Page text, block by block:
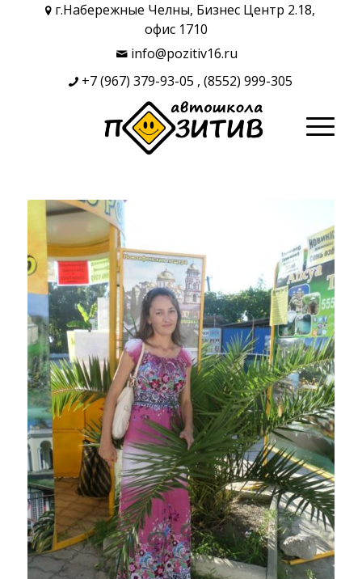
г.Набережные Челны, Бизнес Центр 2.18,
офис 1710
info@pozitiv16.ru
+7 (967) 379-93-05 ,(8552) 999-305